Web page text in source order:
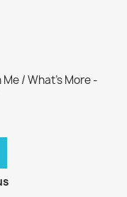
/ What's More -